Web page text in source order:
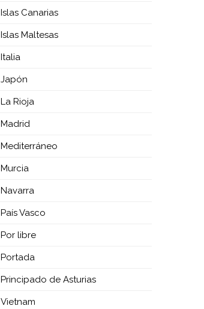
Islas Canarias
Islas Maltesas
Italia
Japón
La Rioja
Madrid
Mediterráneo
Murcia
Navarra
País Vasco
Por libre
Portada
Principado de Asturias
Vietnam